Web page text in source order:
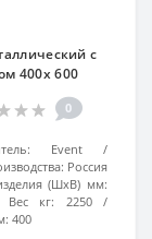
с
400х 600
0
Event
Россия
(ШхВ) мм:
Вес кг:
2250
400